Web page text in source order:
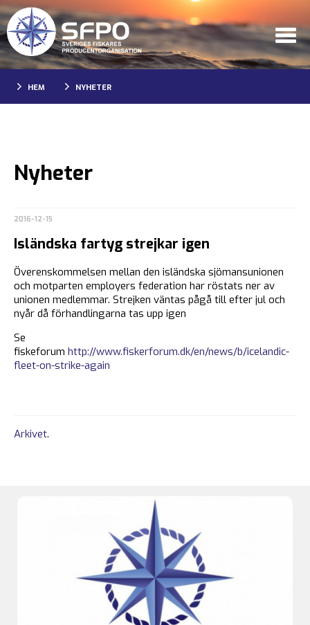
HEM NYHETER
Nyheter
2016-12-15
Isländska fartyg strejkar igen
Överenskommelsen mellan den isländska sjömansunionen
och motparten employers federation har röstats ner av
unionen medlemmar. Strejken väntas pågå till efter jul och
nyår då förhandlingarna tas upp igen
Se
fiskeforum http://www.fiskerforum.dk/en/news/b/icelandic-
fleet-on-strike-again
Arkivet.